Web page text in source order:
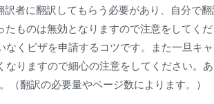
者に翻訳してもらう必要があり、自分で翻
ものは無効となりますので注意をしてく
くビザを申請するコツです。また一旦キ
りますので細心の注意をしてください。
翻訳の必要量やページ数によります。）